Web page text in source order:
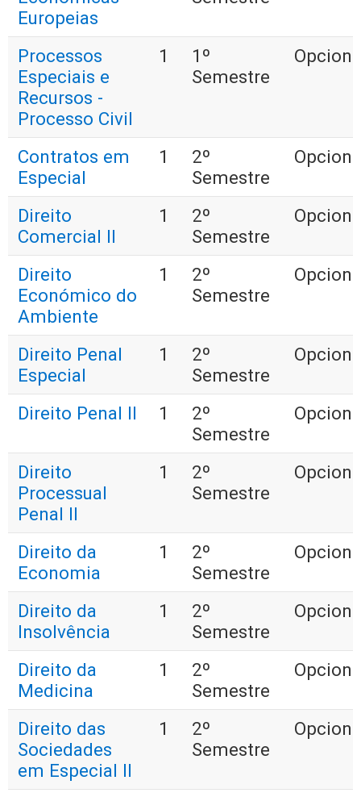
Europeias
Processos
Especiais e
Recursos -
Processo Civil
1
1º
Semestre
Contratos em
Especial
1
2º
Semestre
Direito
Comercial II
1
2º
Semestre
Direito
Económico do
Ambiente
1
2º
Semestre
Direito Penal
Especial
1
2º
Semestre
Direito Penal II 1
2º
Semestre
Direito
Processual
Penal II
1
2º
Semestre
Direito da
Economia
1
2º
Semestre
Direito da
Insolvência
1
2º
Semestre
Direito da
Medicina
1
2º
Semestre
Direito das
Sociedades
em Especial II
1
2º
Semestre